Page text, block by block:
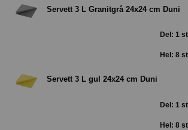
Servett 3 L Granitgrå 24x24 cm Duni
Del: 1 st
Hel: 8 st
Servett 3 L gul 24x24 cm Duni
Del: 1 st
Hel: 8 st